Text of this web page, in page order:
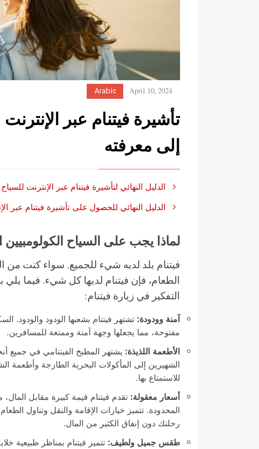
April 10, 2024
Arabic
تأشيرة فيتنام عبر
إلى معرفته
الدليل النهائي لتأشيرة فيتنام عبر الإنترنت للسياح
الدليل النهائي للحصول على تأشيرة فيتنام عبر
لماذا يجب على السياح الكولومبيين
فيتنام بلد لديه شيء للجميع. سواء كنت من
الطعام، فإن فيتنام لديها كل شيء. فيما يلي
التفكير في زيارة فيتنام:
آمنة وودودة: تشتهر فيتنام بشعبها الودود والودود.
مفتوحة، مما يجعلها وجهة آمنة وممتعة للمسافرين.
الأطعمة اللذيذة:
الشهيرين إلى المأكولات البحرية الطازجة وأطعمة
للاستمتاع بها.
أسعار معقولة: تقدم فيتنام قيمة كبيرة مقابل
المحدودة. تتميز خيارات الإقامة والنقل وتناول
رحلتك دون إنفاق الكثير من المال.
طقس جميل ولطيف: تتميز فيتنام بمناظر طبيعية